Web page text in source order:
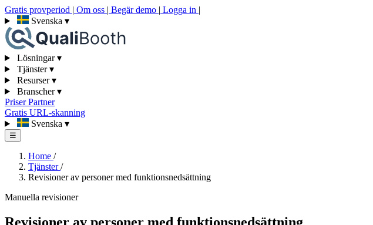
Gratis provperiod | Om oss | Begär demo | Logga in |
Svenska ▾
Lösningar▾
Tjänster▾
Resurser▾
Branscher▾
PriserPartner
Gratis URL-skanning
Svenska ▾
☰
Home /
Tjänster/
Revisioner av personer med funktionsnedsättning
Manuella revisioner